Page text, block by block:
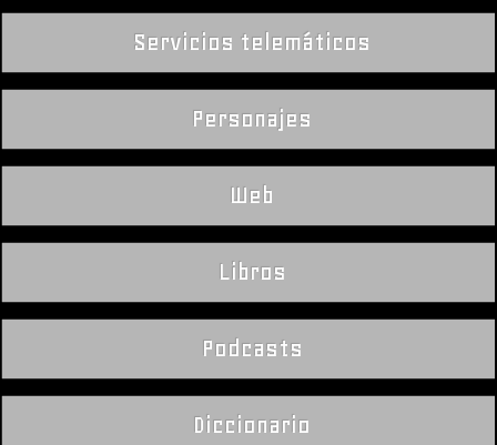
Servicios telemáticos
Personajes
Web
Libros
Podcasts
Diccionario